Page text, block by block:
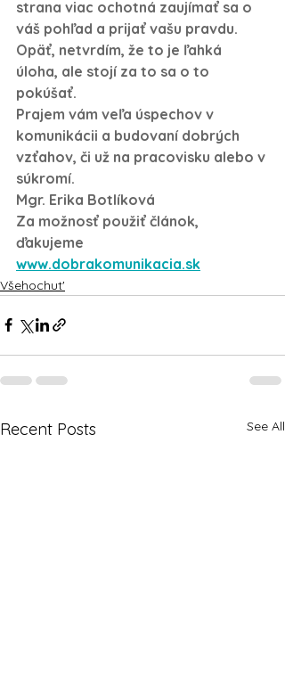
strana viac ochotná zaujímať sa o
váš pohľad a prijať vašu pravdu.
Opäť, netvrdím, že to je ľahká
úloha, ale stojí za to sa o to
pokúšať.
Prajem vám veľa úspechov v
komunikácii a budovaní dobrých
vzťahov, či už na pracovisku alebo v
súkromí.
Mgr. Erika Botlíková
Za možnosť použiť článok,
ďakujeme
www.dobrakomunikacia.sk
Všehochut'
Recent Posts See All